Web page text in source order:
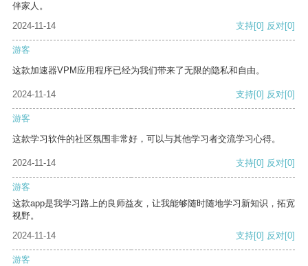
伴家人。
2024-11-14
支持[0] 反对[0]
游客
这款加速器VPM应用程序已经为我们带来了无限的隐私和自由。
2024-11-14 支持[0] 反对[0]
游客
这款学习软件的社区氛围非常好，可以与其他学习者交流学习心得。
2024-11-14 支持[0] 反对[0]
游客
这款app是我学习路上的良师益友，让我能够随时随地学习新知识，拓宽
视野。
2024-11-14
支持[0] 反对[0]
游客